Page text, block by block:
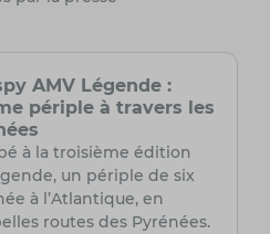
AMV Légende :
périple à travers les
à la troisième édition
un périple de six
à l’Atlantique, en
routes des Pyrénées.